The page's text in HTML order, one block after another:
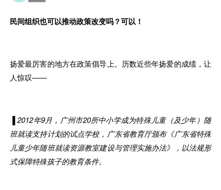
民间组织也可以推动政策改变吗？可以 ！
扬爱最厉害的地方在政策倡导上。 历数近些年扬爱的成绩，让
人惊叹——
2012年9月 ， 广州市20所中小学成为特殊儿童（及少年）随
班就读支持计划的试点学校， 广东省教育厅颁布《广东省特殊
儿童少年随班就读资源教室建设与管理实施办法》，以法规形
式保障特殊孩子的教育条件。